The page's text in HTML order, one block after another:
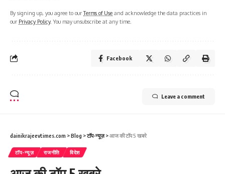
By signing up, you agree to ourTerms of Use and acknowledge the data practices in
our Privacy Policy. You may unsubscribe at any time.
Facebook
Leave a comment
dainikrajeevtimes.com >Blog >टॉप-न्यूज़>आज की टॉप 5 खबरे
टॉप-न्यूज़ राजनीति विदेश